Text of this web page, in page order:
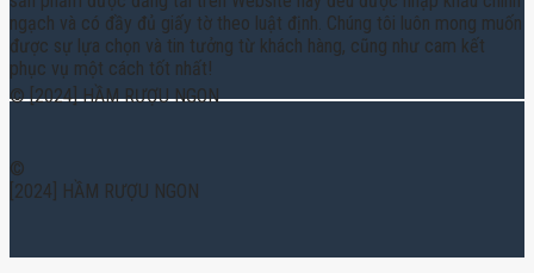
ngạch và có đầy đủ giấy tờ theo luật định. Chúng tôi luôn mong muốn
được sự lựa chọn và tin tưởng từ khách hàng, cũng như cam kết
phục vụ một cách tốt nhất!
© [2024] HẦM RƯỢU NGON
©
[2024] HẦM RƯỢU NGON